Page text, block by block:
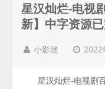
星汉灿烂-电视
新】中字资源
小影迷 2022
星汉灿烂-电视剧